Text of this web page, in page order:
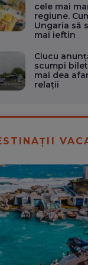
cele mai
regiune.
Ungaria să
mai ieftin
Ciucu
scumpi
mai dea
relații